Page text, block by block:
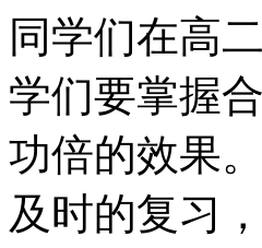
同学们在高
学们要掌握
功倍的效果
及时的复习